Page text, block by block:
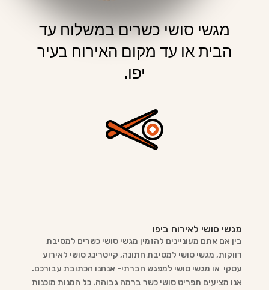
מגשי סושי כשרים במשלוח עד
הבית או עד מקום האירוח בעיר
יפו.
מגשי סושי לאירוח ביפו
בין אם אתם מעוניינים להזמין מגשי סושי כשרים למסיבת
רווקות, מגשי סושי למסיבת חתונה, קייטרינג סושי לאירוע
עסקי או מגשי סושי למפגש חברתי- אנחנו הכתובת עבורכם.
אנו מציעים תפריט סושי כשר ברמה גבוהה. כל המנות מוכנות